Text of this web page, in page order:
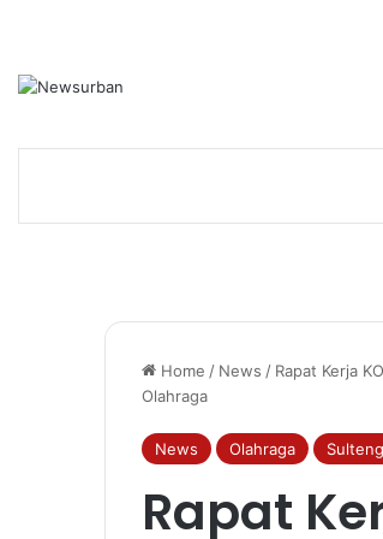
Home / News / Rapat Kerja
Olahraga
News Olahraga Sulteng
Rapat